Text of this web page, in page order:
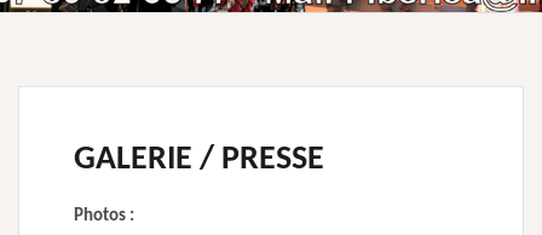
GALERIE / PRESSE
Photos :